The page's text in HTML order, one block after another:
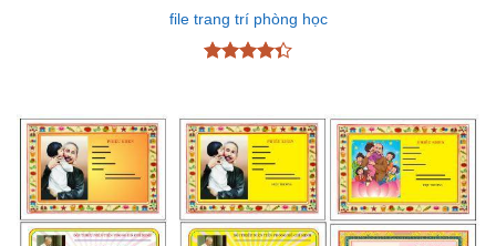
file trang trí phòng học